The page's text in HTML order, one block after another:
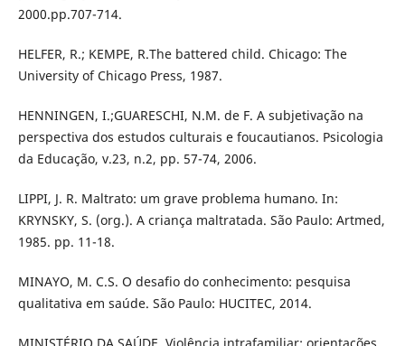
2000.pp.707-714.
HELFER, R.; KEMPE, R.The battered child. Chicago: The
University of Chicago Press, 1987.
HENNINGEN, I.;GUARESCHI, N.M. de F. A subjetivação na
perspectiva dos estudos culturais e foucautianos. Psicologia
da Educação, v.23, n.2, pp. 57-74, 2006.
LIPPI, J. R. Maltrato: um grave problema humano. In:
KRYNSKY, S. (org.). A criança maltratada. São Paulo: Artmed,
1985. pp. 11-18.
MINAYO, M. C.S. O desafio do conhecimento: pesquisa
qualitativa em saúde. São Paulo: HUCITEC, 2014.